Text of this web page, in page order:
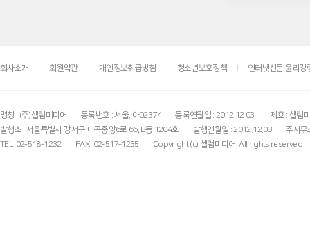
회사소개 회원약관 개인정보취급방침 청소년보호정책 인터넷신문 윤리강
명칭 : (주)셀럽미디어 등록번호 : 서울, 아02374 등록연월일 : 2012.12.03.
제호 : 셀럽
발행소 : 서울특별시 강서구 마곡중앙6로 66, B동 1204호
발행연월일 : 2012.12.03
주사무
TEL. 02-518-1232
FAX. 02-517-1235 Copyright (c) 셀럽미디어. All rights reserved.